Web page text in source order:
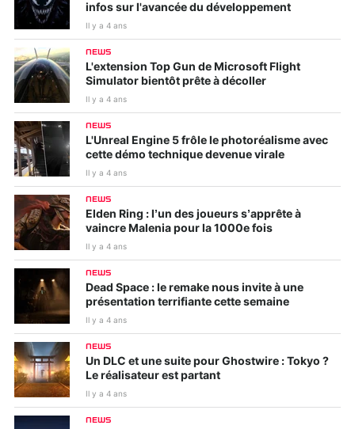
infos sur l'avancée du développement
Il y a 4 ans
NEWS
L'extension Top Gun de Microsoft Flight
Simulator bientôt prête à décoller
Il y a 4 ans
NEWS
L'Unreal Engine 5 frôle le photoréalisme avec
cette démo technique devenue virale
Il y a 4 ans
NEWS
Elden Ring : l’un des joueurs s’apprête à
vaincre Malenia pour la 1000e fois
Il y a 4 ans
NEWS
Dead Space : le remake nous invite à une
présentation terrifiante cette semaine
Il y a 4 ans
NEWS
Un DLC et une suite pour Ghostwire : Tokyo ?
Le réalisateur est partant
Il y a 4 ans
NEWS